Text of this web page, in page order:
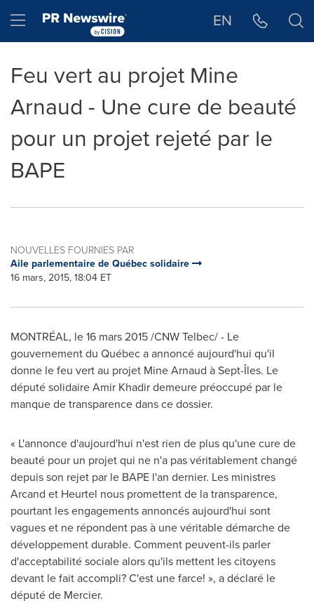
Hamburger menu EN
Feu vert au projet Mine
Arnaud - Une cure de beauté
pour un projet rejeté par le
BAPE
NOUVELLES FOURNIES PAR
Aile parlementaire de Québec solidaire
16 mars, 2015, 18:04 ET
MONTRÉAL, le 16 mars 2015 /CNW Telbec/ - Le
gouvernement du Québec a annoncé aujourd'hui qu'il
donne le feu vert au projet Mine Arnaud à Sept-Îles. Le
député solidaireAmir Khadirdemeure préoccupé par le
manque de transparence dans ce dossier.
« L'annonce d'aujourd'hui n'est rien de plus qu'une cure de
beauté pour un projet qui ne n'a pas véritablement changé
depuis son rejet par le BAPE l'an dernier. Les ministres
Arcand et Heurtel nous promettent de la transparence,
pourtant les engagements annoncés aujourd'hui sont
vagues et ne répondent pas à une véritable démarche de
développement durable. Comment peuvent-ils parler
d'acceptabilité sociale alors qu'ils mettent les citoyens
devant le fait accompli? C'est une farce! », a déclaré le
député de Mercier.